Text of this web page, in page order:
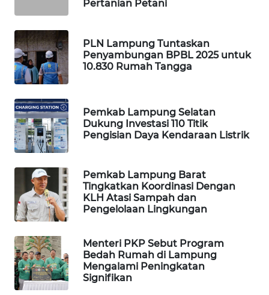
Pertanian Petani
PLN Lampung Tuntaskan
Penyambungan BPBL 2025 untuk
10.830 Rumah Tangga
Pemkab Lampung Selatan
Dukung Investasi 110 Titik
Pengisian Daya Kendaraan Listrik
Pemkab Lampung Barat
Tingkatkan Koordinasi Dengan
KLH Atasi Sampah dan
Pengelolaan Lingkungan
Menteri PKP Sebut Program
Bedah Rumah di Lampung
Mengalami Peningkatan
Signifikan
WAHANA
HEALTH
WAHANA
WISATA
LAPAK
WAHANA
Wahana
Network
LISTRIK
MASYARAKAT
KELISTRIKAN